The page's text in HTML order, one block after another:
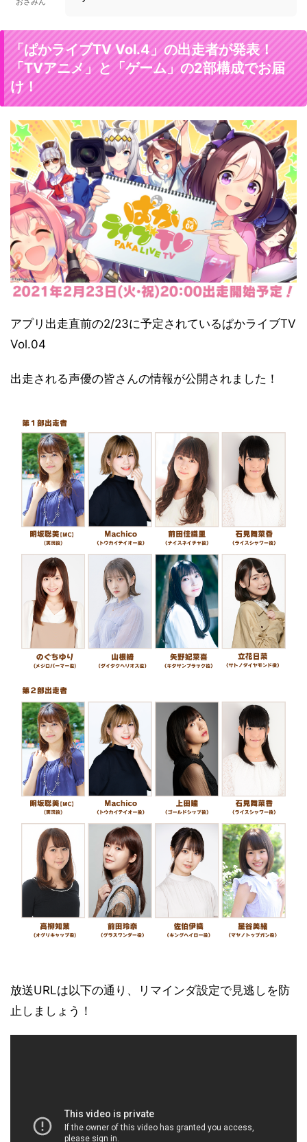
「ぱかライブTV Vol.4」の出走者が発表！
「TVアニメ」と「ゲーム」の2部構成でお届
け！
アプリ出走直前の2/23に予定されているぱかライブTV
Vol.04
出走される声優の皆さんの情報が公開されました！
放送URLは以下の通り、リマインダ設定で見逃しを防
止しましょう！